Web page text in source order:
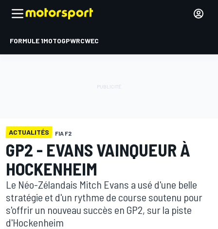
FORMULE 1MOTOGPWRCWEC
ACTUALITÉS FIA F2
GP2 - EVANS VAINQUEUR À
HOCKENHEIM
Le Néo-Zélandais Mitch Evans a usé d'une belle
stratégie et d'un rythme de course soutenu pour
s'offrir un nouveau succès en GP2, sur la piste
d'Hockenheim